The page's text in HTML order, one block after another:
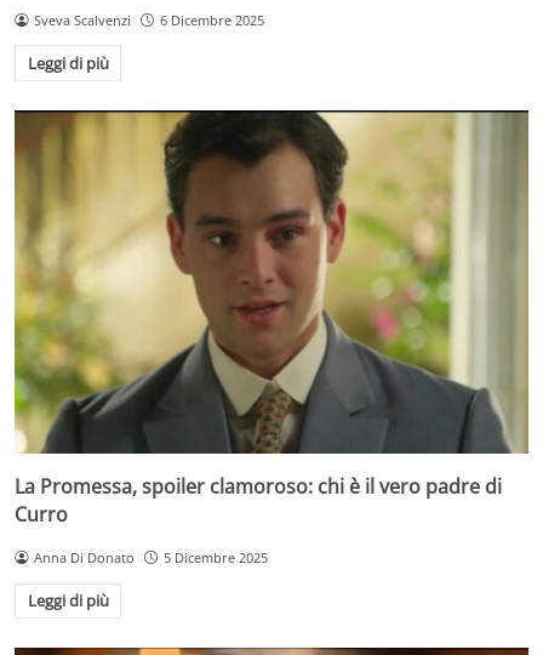
Sveva Scalvenzi 6 Dicembre 2025
Leggi di più
La Promessa, spoiler clamoroso: chi è il vero padre di
Curro
Anna Di Donato 5 Dicembre 2025
Leggi di più